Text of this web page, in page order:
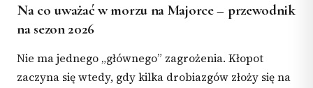
Na co uważać w morzu na Majorce – przewodnik
na sezon 2026
Nie ma jednego „głównego” zagrożenia. Kłopot
zaczyna się wtedy, gdy kilka drobiazgów złoży się na